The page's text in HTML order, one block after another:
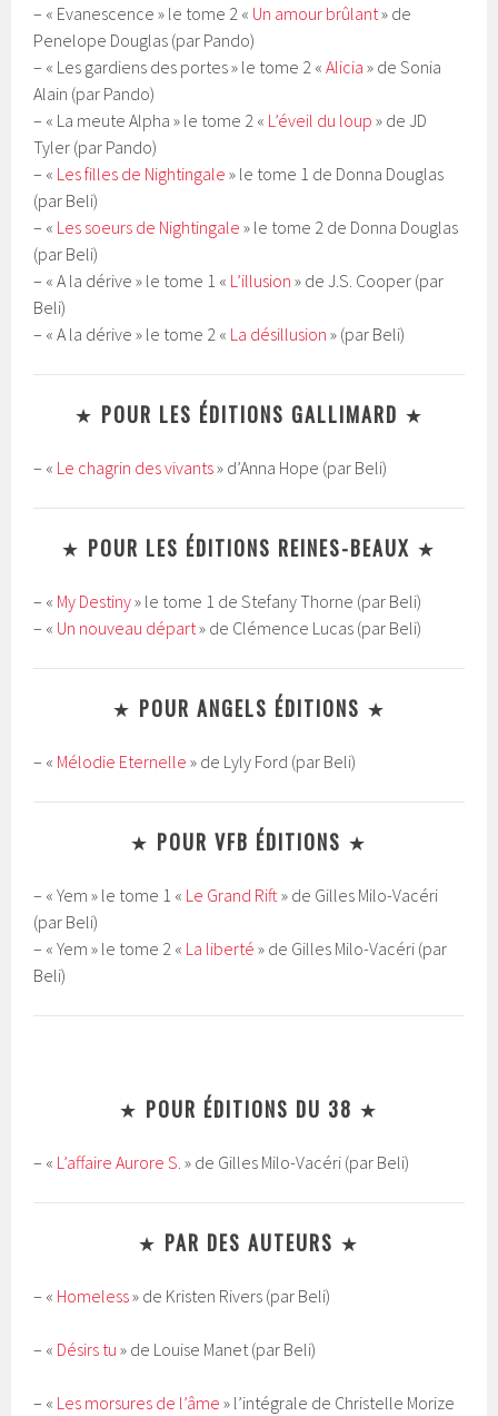
– « Evanescence » le tome 2 « Un amour brûlant» de
Penelope Douglas (par Pando)
– « Les gardiens des portes » le tome 2 «Alicia » de Sonia
Alain (par Pando)
– « La meute Alpha » le tome 2 « L’éveil du loup » de JD
Tyler (par Pando)
– « Les filles de Nightingale » le tome 1 de Donna Douglas
(par Beli)
– « Les soeurs de Nightingale » le tome 2 de Donna Douglas
(par Beli)
– « A la dérive » le tome 1 « L’illusion » de J.S. Cooper (par
Beli)
– « A la dérive » le tome 2 « La désillusion » (par Beli)
★ POUR LES ÉDITIONS GALLIMARD ★
– « Le chagrin des vivants» d’Anna Hope (par Beli)
★ POUR LES ÉDITIONS REINES-BEAUX ★
– « My Destiny» le tome 1 de Stefany Thorne (par Beli)
– « Un nouveau départ» de Clémence Lucas (par Beli)
★ POUR ANGELS ÉDITIONS ★
– « Mélodie Eternelle » de Lyly Ford (par Beli)
★ POUR VFB ÉDITIONS ★
– « Yem » le tome 1 « Le Grand Rift» de Gilles Milo-Vacéri
(par Beli)
– « Yem » le tome 2 « La liberté » de Gilles Milo-Vacéri (par
Beli)
★ POUR ÉDITIONS DU 38 ★
– « L’affaire Aurore S. » de Gilles Milo-Vacéri (par Beli)
★ PAR DES AUTEURS ★
– « Homeless» de Kristen Rivers (par Beli)
– « Désirs tu » de Louise Manet (par Beli)
– « Les morsures de l’âme » l’intégrale de Christelle Morize